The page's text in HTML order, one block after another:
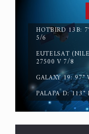
الموعود عليه
HOTBIRD 13B:
5/6
EUTELSAT
27500 V 7/8
GALAXY 19:
PALAPA D: